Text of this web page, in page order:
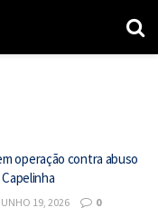
operação contra abuso
19, 2026 0